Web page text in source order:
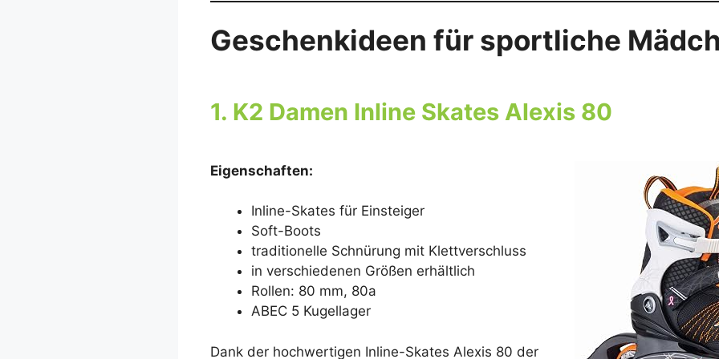
Geschenkideen für sportliche
1. K2 Damen Inline Skates Alexis 80
Eigenschaften:
Inline-Skates für Einsteiger
Soft-Boots
traditionelle Schnürung mit Klettverschluss
in verschiedenen Größen erhältlich
Rollen: 80 mm, 80a
ABEC 5 Kugellager
Dank der hochwertigen Inline-Skates Alexis 80 der